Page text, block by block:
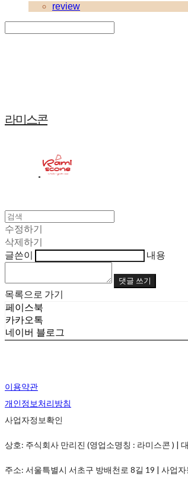
review
라미스콘
수정하기
삭제하기
글쓴이
내용
댓글 쓰기
목록으로 가기
페이스북
카카오톡
네이버 블로그
이용약관
개인정보처리방침
사업자정보확인
상호: 주식회사 만리진 (영업소명칭 : 라미스콘 ) |
주소: 서울특별시 서초구 방배천로 8길 19 | 사업